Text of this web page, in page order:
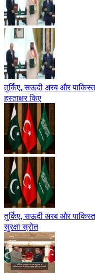
तुर्किए, सऊदी अरब और
हस्ताक्षर किए
तुर्किए, सऊदी अरब और
सुरक्षा स्रोत